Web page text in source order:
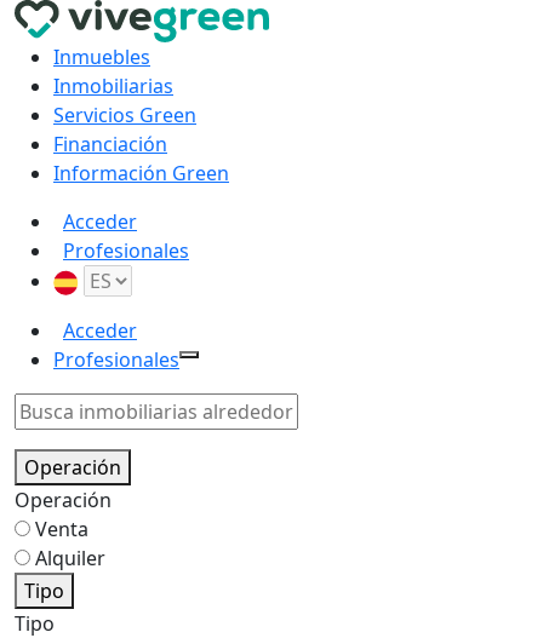
Inmuebles
Inmobiliarias
Servicios Green
Financiación
Información Green
Acceder
Profesionales
Acceder
Profesionales
Operación
Operación
Venta
Alquiler
Tipo
Tipo